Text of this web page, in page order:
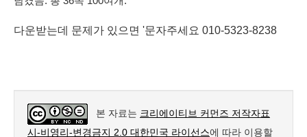
다운받는데 문제가 있으면 '문자주세요 010-5323-8238
본 자료는 크리에이티브 커먼즈 저작자표
시-비영리-변경금지 2.0 대한민국 라이선스에 따라 이용할